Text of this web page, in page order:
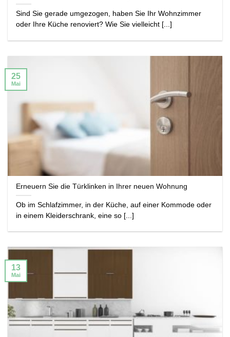
Sind Sie gerade umgezogen, haben Sie Ihr Wohnzimmer
oder Ihre Küche renoviert? Wie Sie vielleicht [...]
Erneuern Sie die Türklinken in Ihrer neuen Wohnung
Ob im Schlafzimmer, in der Küche, auf einer Kommode oder
in einem Kleiderschrank, eine so [...]
25
Mai
13
Mai